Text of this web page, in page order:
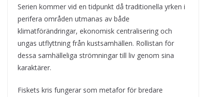
Serien kommer vid en tidpunkt då traditionella yrken i
perifera områden utmanas av både
klimatförändringar, ekonomisk centralisering och
ungas utflyttning från kustsamhällen. Rollistan för
dessa samhälleliga strömningar till liv genom sina
karaktärer.
Fiskets kris fungerar som metafor för bredare